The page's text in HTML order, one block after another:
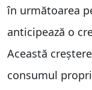
în următoarea
anticipează o
Această
consumul